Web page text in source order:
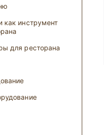
как инструмент
для ресторана